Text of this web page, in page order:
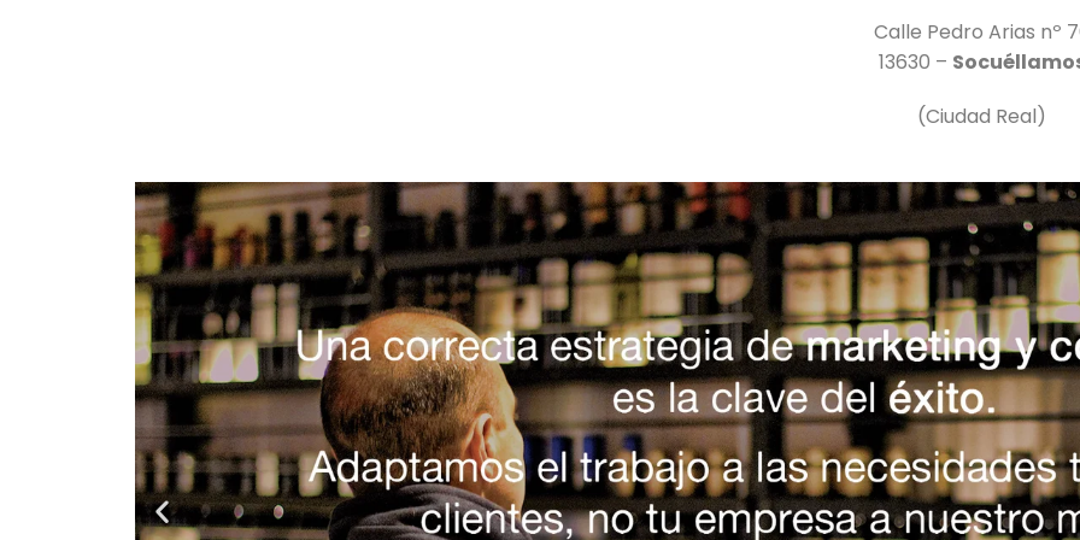
Calle Pedro Arias nº
13630 –
(Ciudad Real)